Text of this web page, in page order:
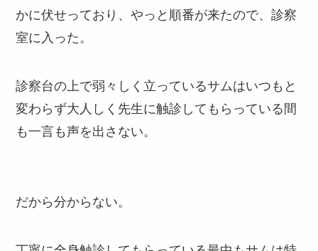
かに伏せっており、やっと順番が来たので、診察
室に入った。
診察台の上で弱々しく立っているサムはいつもと
変わらず大人しく先生に触診してもらっている間
も一言も声を出さない。
だから分からない。